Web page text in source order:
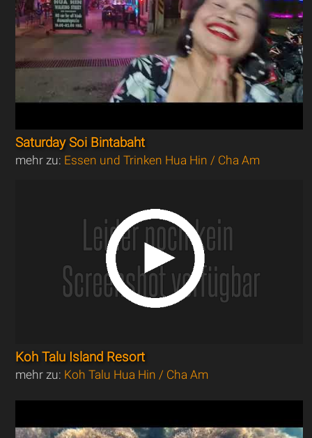
Saturday Soi Bintabaht
mehr zu: Essen und Trinken Hua Hin / Cha Am
Koh Talu Island Resort
mehr zu: Koh Talu Hua Hin / Cha Am